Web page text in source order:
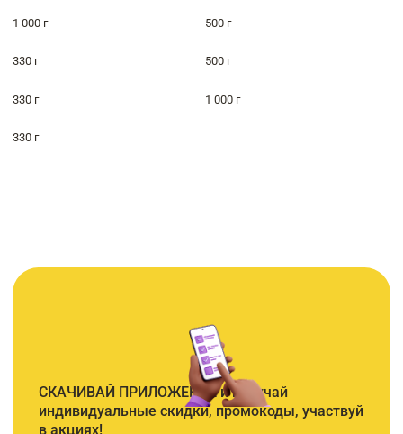
1 000 г 500 г
330 г 500 г
330 г 1 000 г
330 г
СКАЧИВАЙ ПРИЛОЖЕНИЕ и получай
индивидуальные скидки, промокоды, участвуй
в акциях!